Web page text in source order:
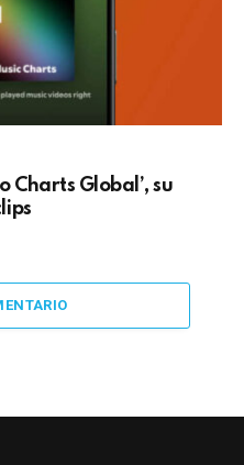
Charts Global’, su